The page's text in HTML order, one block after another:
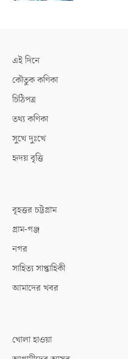
এই দিনে
কৌতুক কণিকা
চিঠিপত্র
তথ্য কণিকা
সুখে দুঃখে
হৃদয় বৃত্তি
বৃহত্তর চট্টগ্রাম
গ্রাম-গঞ্জ
নগর
সাহিত্য সাপ্তাহিকী
আমাদের খবর
খোলা হাওয়া